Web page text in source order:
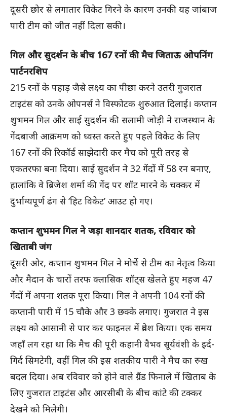
दूसरी छोर से लगातार विकेट गिरने के कारण उनकी यह जांबाज
पारी टीम को जीत नहीं दिला सकी।
गिल और सुदर्शन के बीच 167 रनों की मैच जिताऊ ओपनिंग
पार्टनरशिप
215 रनों के पहाड़ जैसे लक्ष्य का पीछा करने उतरी गुजरात
टाइटंस को उनके ओपनर्स ने विस्फोटक शुरुआत दिलाई। कप्तान
शुभमन गिल और साई सुदर्शन की सलामी जोड़ी ने राजस्थान के
गेंदबाजी आक्रमण को ध्वस्त करते हुए पहले विकेट के लिए
167 रनों की रिकॉर्ड साझेदारी कर मैच को पूरी तरह से
एकतरफा बना दिया। साई सुदर्शन ने 32 गेंदों में 58 रन बनाए,
हालांकि वे ब्रिजेश शर्मा की गेंद पर शॉट मारने के चक्कर में
दुर्भाग्यपूर्ण ढंग से ‘हिट विकेट’ आउट हो गए।
कप्तान शुभमन गिल ने जड़ा शानदार शतक, रविवार को
खिताबी जंग
दूसरी ओर, कप्तान शुभमन गिल ने मोर्चे से टीम का नेतृत्व किया
और मैदान के चारों तरफ क्लासिक शॉट्स खेलते हुए महज 47
गेंदों में अपना शतक पूरा किया। गिल ने अपनी 104 रनों की
कप्तानी पारी में 15 चौके और 3 छक्के लगाए। गुजरात ने इस
लक्ष्य को आसानी से पार कर फाइनल में प्रवेश किया। एक समय
जहाँ लग रहा था कि मैच की पूरी कहानी वैभव सूर्यवंशी के इर्द-
गिर्द सिमटेगी, वहीं गिल की इस शतकीय पारी ने मैच का रुख
बदल दिया। अब रविवार को होने वाले ग्रैंड फिनाले में खिताब के
लिए गुजरात टाइटंस और आरसीबी के बीच कांटे की टक्कर
देखने को मिलेगी।